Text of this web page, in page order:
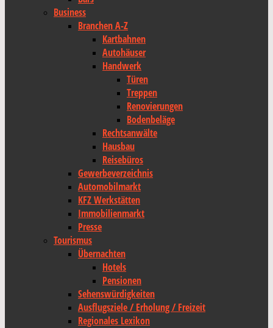
Business
Branchen A-Z
Kartbahnen
Autohäuser
Handwerk
Türen
Treppen
Renovierungen
Bodenbeläge
Rechtsanwälte
Hausbau
Reisebüros
Gewerbeverzeichnis
Automobilmarkt
KFZ Werkstätten
Immobilienmarkt
Presse
Tourismus
Übernachten
Hotels
Pensionen
Sehenswürdigkeiten
Ausflugsziele / Erholung / Freizeit
Regionales Lexikon